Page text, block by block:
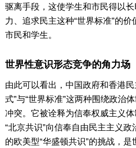
驱离手段，这使学生和市民得以
力、追求民主这种“世界标准”的
市民和学生。
世界性意识形态竞争的角力场
由此可以看出，中国政府和香港
式”与“世界标准”这两种围绕政治
冲突。它被诠释为信奉权威主义
“北京共识”向信奉自由民主主义
的欧美型“华盛顿共识”的挑战，